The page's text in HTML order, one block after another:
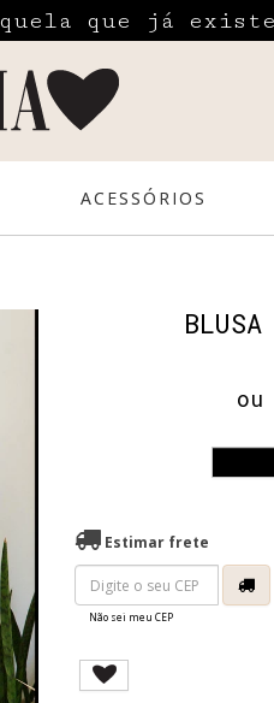
que já
ACESSÓRIOS
ou
Estimar frete
Não sei meu CEP